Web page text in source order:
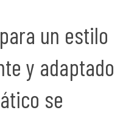
un estilo
y adaptado
se